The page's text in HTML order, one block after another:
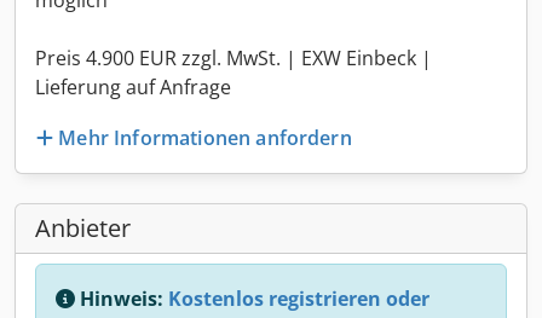
Preis 4.900 EUR zzgl. MwSt. | EXW Einbeck |
Lieferung auf Anfrage
Mehr Informationen anfordern
Anbieter
Hinweis: Kostenlos registrieren oder